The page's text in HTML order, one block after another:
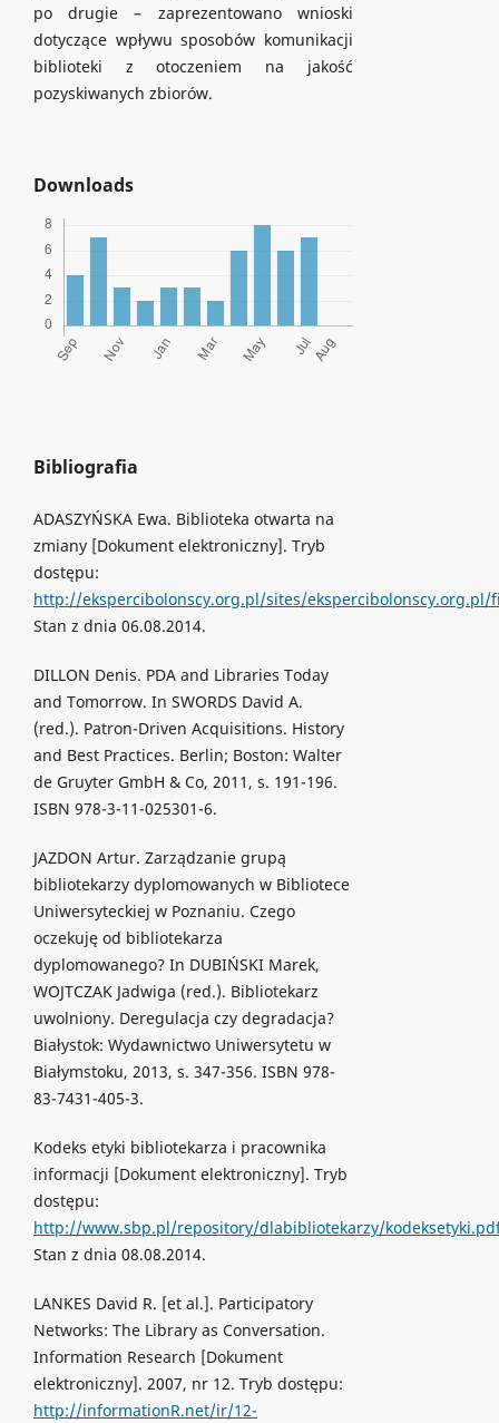
po drugie – zaprezentowano wnioski
dotyczące wpływu sposobów komunikacji
biblioteki z otoczeniem na jakość
pozyskiwanych zbiorów.
Downloads
Bibliografia
ADASZYŃSKA Ewa. Biblioteka otwarta na
zmiany [Dokument elektroniczny]. Tryb
dostępu:
http://ekspercibolonscy.org.pl/sites/ekspercibolonscy.org.pl/
Stan z dnia 06.08.2014.
DILLON Denis. PDA and Libraries Today
and Tomorrow. In SWORDS David A.
(red.). Patron-Driven Acquisitions. History
and Best Practices. Berlin; Boston: Walter
de Gruyter GmbH & Co, 2011, s. 191-196.
ISBN 978-3-11-025301-6.
JAZDON Artur. Zarządzanie grupą
bibliotekarzy dyplomowanych w Bibliotece
Uniwersyteckiej w Poznaniu. Czego
oczekuję od bibliotekarza
dyplomowanego? In DUBIŃSKI Marek,
WOJTCZAK Jadwiga (red.). Bibliotekarz
uwolniony. Deregulacja czy degradacja?
Białystok: Wydawnictwo Uniwersytetu w
Białymstoku, 2013, s. 347-356. ISBN 978-
83-7431-405-3.
Kodeks etyki bibliotekarza i pracownika
informacji [Dokument elektroniczny]. Tryb
dostępu:
http://www.sbp.pl/repository/dlabibliotekarzy/
Stan z dnia 08.08.2014.
LANKES David R. [et al.]. Participatory
Networks: The Library as Conversation.
Information Research [Dokument
elektroniczny]. 2007, nr 12. Tryb dostępu:
http://informationR.net/ir/12-